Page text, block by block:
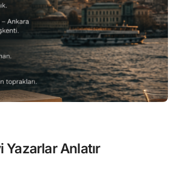
Yazarlar Anlatır